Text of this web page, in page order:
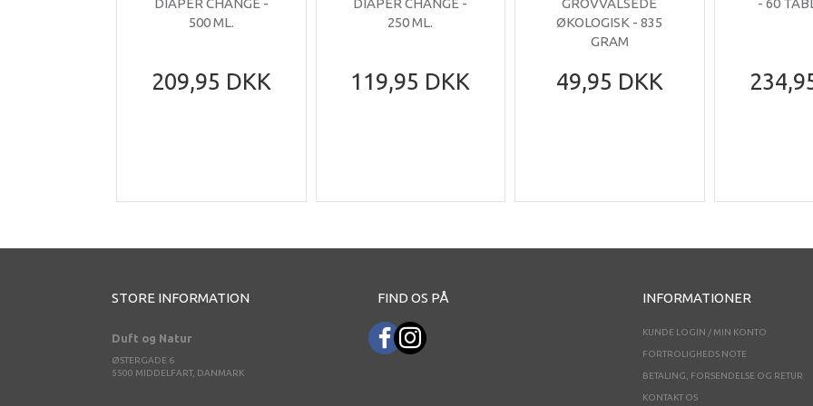
500 ML.
209,95 DKK
250 ML.
119,95 DKK
ØKOLOGISK - 835
GRAM
49,95 DKK
STORE INFORMATION
Duft og Natur
ØSTERGADE 6
5500 MIDDELFART, DANMARK
FIND OS PÅ INFORMATIONER
KUNDE LOGIN / MIN KONTO
FORTROLIGHEDS NOTE
BETALING, FORSENDELSE OG RETUR
KONTAKT OS